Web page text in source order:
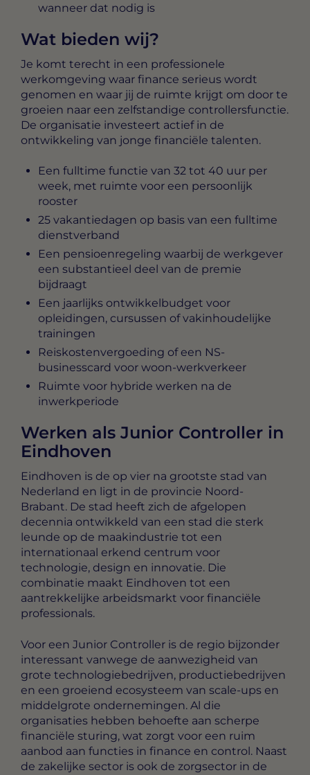
wanneer dat nodig is
Wat bieden wij?
Je komt terecht in een professionele
werkomgeving waar finance serieus wordt
genomen en waar jij de ruimte krijgt om door te
groeien naar een zelfstandige controllersfunctie.
De organisatie investeert actief in de
ontwikkeling van jonge financiële talenten.
Een fulltime functie van 32 tot 40 uur per
week, met ruimte voor een persoonlijk
rooster
25 vakantiedagen op basis van een fulltime
dienstverband
Een pensioenregeling waarbij de werkgever
een substantieel deel van de premie
bijdraagt
Een jaarlijks ontwikkelbudget voor
opleidingen, cursussen of vakinhoudelijke
trainingen
Reiskostenvergoeding of een NS-
businesscard voor woon-werkverkeer
Ruimte voor hybride werken na de
inwerkperiode
Werken als Junior Controller in
Eindhoven
Eindhoven is de op vier na grootste stad van
Nederland en ligt in de provincie Noord-
Brabant. De stad heeft zich de afgelopen
decennia ontwikkeld van een stad die sterk
leunde op de maakindustrie tot een
internationaal erkend centrum voor
technologie, design en innovatie. Die
combinatie maakt Eindhoven tot een
aantrekkelijke arbeidsmarkt voor financiële
professionals.
Voor een Junior Controller is de regio bijzonder
interessant vanwege de aanwezigheid van
grote technologiebedrijven, productiebedrijven
en een groeiend ecosysteem van scale-ups en
middelgrote ondernemingen. Al die
organisaties hebben behoefte aan scherpe
financiële sturing, wat zorgt voor een ruim
aanbod aan functies in finance en control. Naast
de zakelijke sector is ook de zorgsector in de